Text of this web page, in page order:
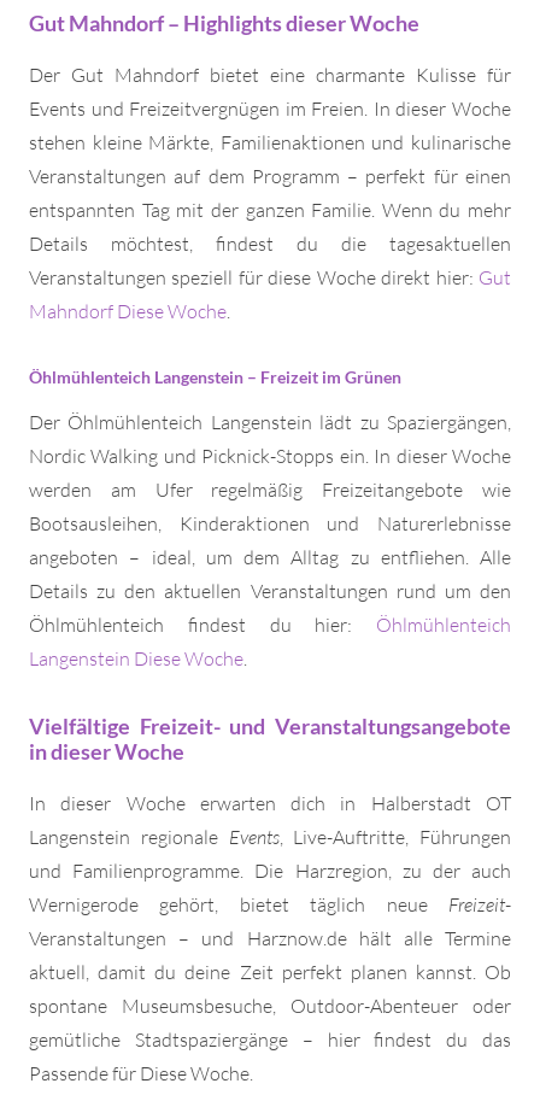
Gut Mahndorf – Highlights dieser Woche
Der Gut Mahndorf bietet eine charmante Kulisse für
Events und Freizeitvergnügen im Freien. In dieser Woche
stehen kleine Märkte, Familienaktionen und kulinarische
Veranstaltungen auf dem Programm – perfekt für einen
entspannten Tag mit der ganzen Familie. Wenn du mehr
Details möchtest, findest du die tagesaktuellen
Veranstaltungen speziell für diese Woche direkt hier: Gut
Mahndorf Diese Woche
Öhlmühlenteich Langenstein – Freizeit im Grünen
Der Öhlmühlenteich Langenstein lädt zu Spaziergängen,
Nordic Walking und Picknick-Stopps ein. In dieser Woche
werden am Ufer regelmäßig Freizeitangebote wie
Bootsausleihen, Kinderaktionen und Naturerlebnisse
angeboten – ideal, um dem Alltag zu entfliehen. Alle
Details zu den aktuellen Veranstaltungen rund um den
Öhlmühlenteich findest du hier: Öhlmühlenteich
Langenstein Diese Woche.
Vielfältige Freizeit- und Veranstaltungsangebote
in dieser Woche
In dieser Woche erwarten dich in Halberstadt OT
Langenstein regionale Events, Live-Auftritte, Führungen
und Familienprogramme. Die Harzregion, zu der auch
Wernigerode gehört, bietet täglich neue Freizeit-
Veranstaltungen – und Harznow.de hält alle Termine
aktuell, damit du deine Zeit perfekt planen kannst. Ob
spontane Museumsbesuche, Outdoor-Abenteuer oder
gemütliche Stadtspaziergänge – hier findest du das
Passende für Diese Woche.